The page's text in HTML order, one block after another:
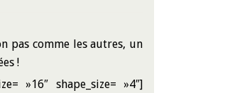
pas comme les autres, un
!
»16″ shape_size= »4″]